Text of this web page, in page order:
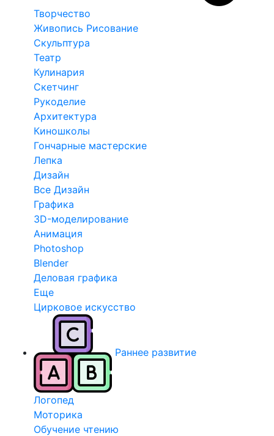
Творчество
Живопись Рисование
Скульптура
Театр
Кулинария
Скетчинг
Рукоделие
Архитектура
Киношколы
Гончарные мастерские
Лепка
Дизайн
Все Дизайн
Графика
3D-моделирование
Анимация
Photoshop
Blender
Деловая графика
Еще
Цирковое искусство
Раннее развитие
Логопед
Моторика
Обучение чтению